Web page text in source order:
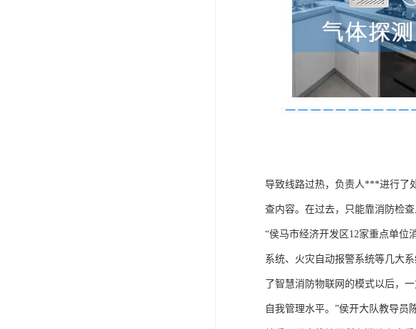
导致线路过热，负责人***进行了
查内容。在过去，只能靠消防检
“侯马市经济开发区12家重点单位
系统、火灾自动报警系统等几大
了智慧消防物联网的模式以后，
自我管理水平。”侯开大队教导员